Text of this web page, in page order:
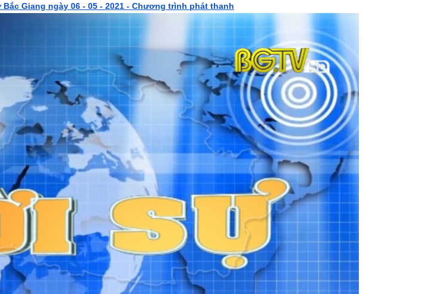
Giang ngày 06 - 05 - 2021 - Chương trình phát thanh